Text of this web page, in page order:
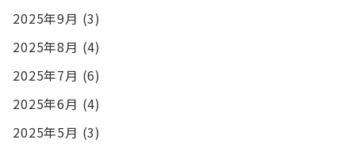
2025年9月 (3)
2025年8月 (4)
2025年7月 (6)
2025年6月 (4)
2025年5月 (3)